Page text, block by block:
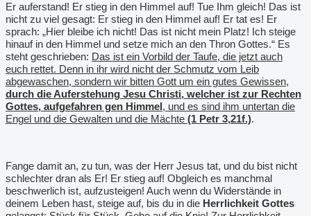
Er auferstand! Er stieg in den Himmel auf! Tue Ihm gleich! Das ist
nicht zu viel gesagt: Er stieg in den Himmel auf! Er tat es! Er
sprach: „Hier bleibe ich nicht! Das ist nicht mein Platz! Ich steige
hinauf in den Himmel und setze mich an den Thron Gottes.“ Es
steht geschrieben: Das ist ein Vorbild der Taufe, die jetzt auch
euch rettet. Denn in ihr wird nicht der Schmutz vom Leib
abgewaschen, sondern wir bitten Gott um ein gutes Gewissen,
durch die Auferstehung Jesu Christi, welcher ist zur Rechten
Gottes, aufgefahren gen Himmel , und es sind ihm untertan die
Engel und die Gewalten und die Mächte (1 Petr 3,21f.).
Fange damit an, zu tun, was der Herr Jesus tat, und du bist nicht
schlechter dran als Er! Er stieg auf! Obgleich es manchmal
beschwerlich ist, aufzusteigen! Auch wenn du Widerstände in
deinem Leben hast, steige auf, bis du in die Herrlichkeit Gottes